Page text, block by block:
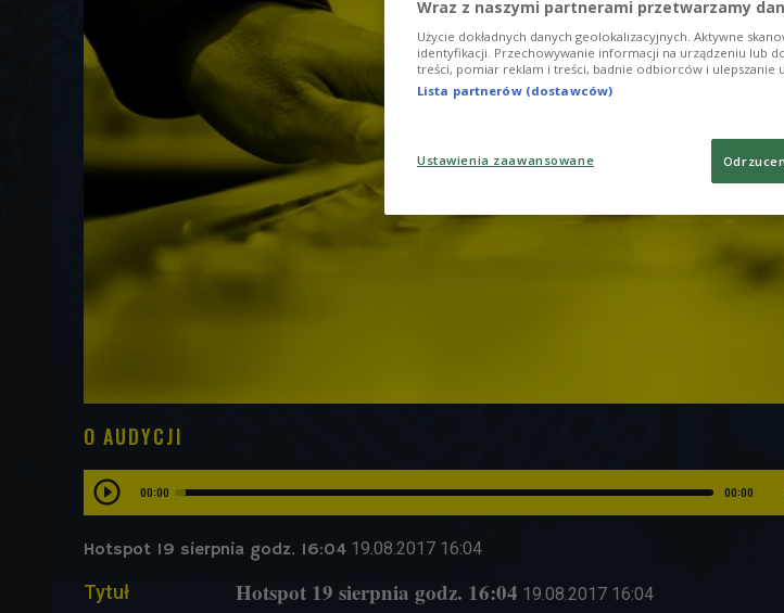
O AUDYCJI
00:00 00:00
Hotspot 19 sierpnia godz. 16:04 19.08.2017 16:04
Tytuł Hotspot 19 sierpnia godz. 16:04 19.08.2017 16:04
Wraz z naszymi partnerami przetwarzamy
Użycie dokładnych danych geolokalizacyjnych. Aktywne
identyfikacji. Przechowywanie informacji na urządzeniu lub
treści, pomiar reklam i treści, badnie odbiorców i ulepszanie
Lista partnerów (dostawców)
Ustawienia zaawansowane